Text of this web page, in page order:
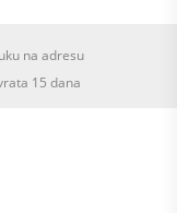
na adresu
15 dana